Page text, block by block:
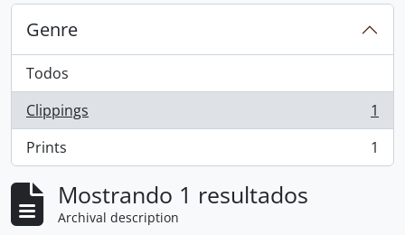
Genre
Todos
Clippings
, 1 resultados
1
Prints
, 1 resultados 1
Mostrando 1 resultados
Archival description